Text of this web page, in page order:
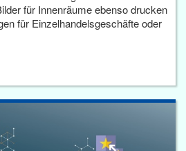
für Innenräume ebenso drucken
für Einzelhandelsgeschäfte oder